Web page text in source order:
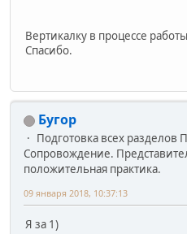
Вертикалку в процессе
Спасибо.
Бугор
Подготовка всех разделов
Сопровождение.
положительная практика.
09 января 2018, 10:37:13
Я за 1)